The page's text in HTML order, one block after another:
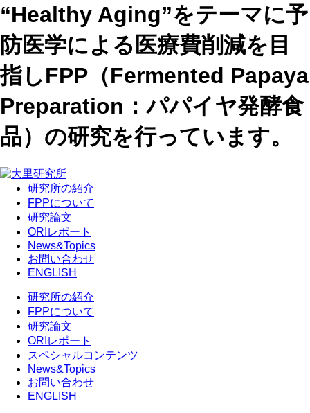
“Healthy Aging”をテーマに予
防医学による医療費削減を目
指しFPP（Fermented Papaya
Preparation：パパイヤ発酵食
品）の研究を行っています。
研究所の紹介
FPPについて
研究論文
ORIレポート
News&Topics
お問い合わせ
ENGLISH
研究所の紹介
FPPについて
研究論文
ORIレポート
スペシャルコンテンツ
News&Topics
お問い合わせ
ENGLISH